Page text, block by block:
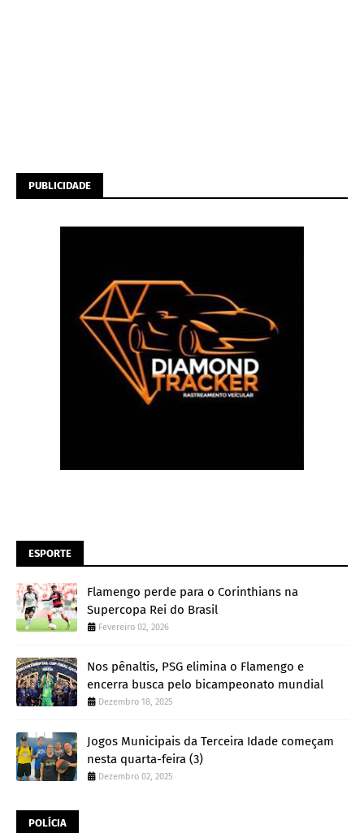
PUBLICIDADE
ESPORTE
Flamengo perde para o Corinthians na
Supercopa Rei do Brasil
Fevereiro 02, 2026
Nos pênaltis, PSG elimina o Flamengo e
encerra busca pelo bicampeonato mundial
Dezembro 18, 2025
Jogos Municipais da Terceira Idade começam
nesta quarta-feira (3)
Dezembro 02, 2025
POLÍCIA